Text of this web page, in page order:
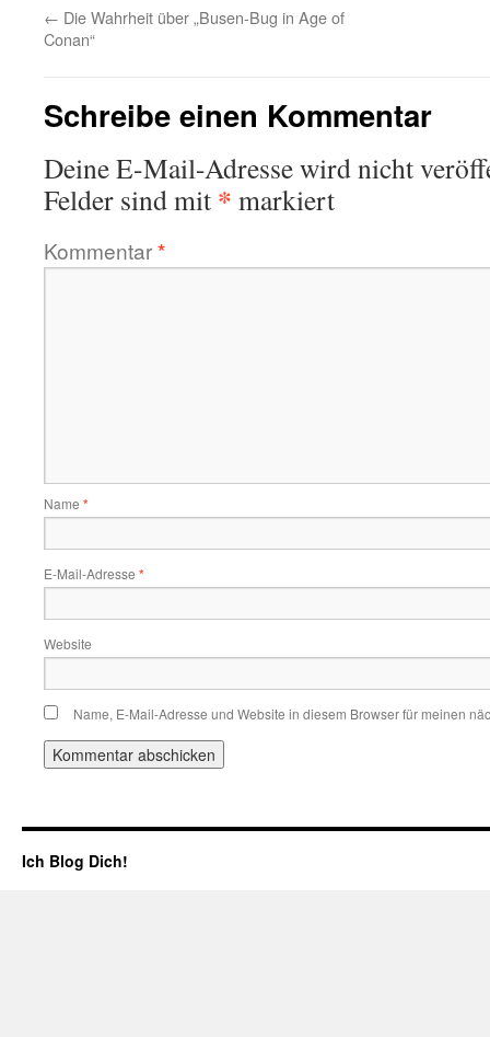
← Die Wahrheit über „Busen-Bug in Age of
Conan“
Schreibe einen Kommentar
Deine E-Mail-Adresse wird nicht
Felder sind mit * markiert
Kommentar*
Name *
E-Mail-Adresse *
Website
Name, E-Mail-Adresse und Website in diesem Browser für meinen
Ich Blog Dich!